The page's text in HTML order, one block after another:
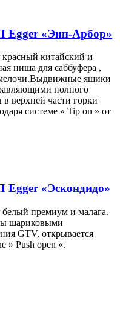
Egger «Энн-Арбор»
китайский и
ниша для саббуфера ,
ящики
полного
верхней части горки
системе » Tip on » от
Egger «Эскондидо»
премиум и малага.
шариковыми
GTV, открывается
» Push open «.